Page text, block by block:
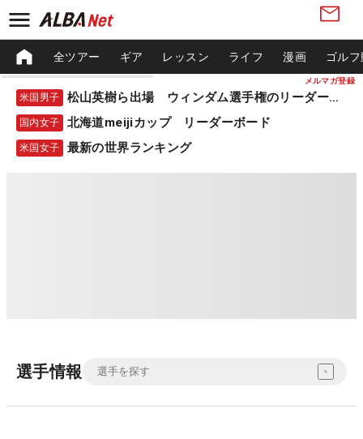
メルマガ登録
全ツアー ギア レッスン ライフ 漫画 ゴル
米国男子 松山英樹ら出場 ウィンダム選手権のリーダーボード
国内女子 北海道meijiカップ リーダーボード
米国女子 最新の世界ランキング
選手情報